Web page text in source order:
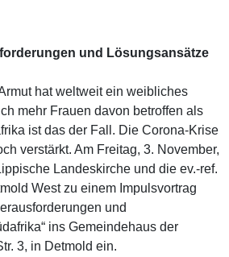
und Lösungsansätze
hat weltweit ein weibliches
mehr Frauen davon betroffen als
ist das der Fall. Die Corona-Krise
verstärkt. Am Freitag, 3. November,
Landeskirche und die ev.-ref.
West zu einem Impulsvortrag
und
ins Gemeindehaus der
3, in Detmold ein.